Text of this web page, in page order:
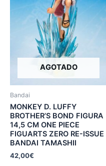
AGOTADO
Bandai
MONKEY D. LUFFY
BROTHER’S BOND FIGURA
14,5 CM ONE PIECE
FIGUARTS ZERO RE-ISSUE
BANDAI TAMASHII
42,00€